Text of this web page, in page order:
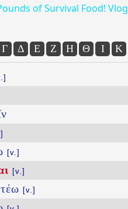
of Survival Food! Vlog
Γ Δ Ε Ζ Η Θ Ι Κ
[v.]
[v.]
[v.]